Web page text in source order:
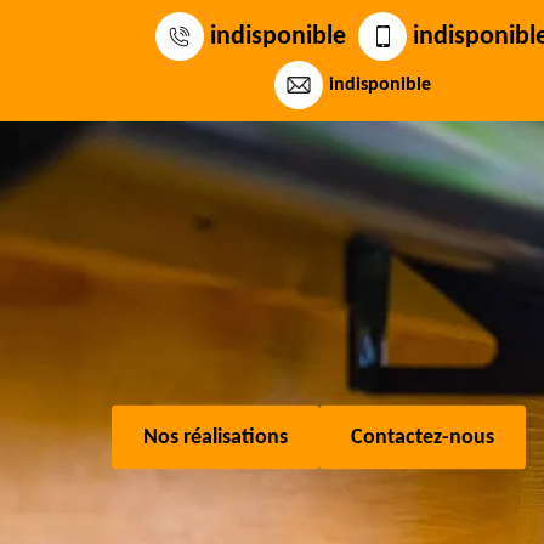
indisponible
indisponible
Nos réalisations Contactez-nous